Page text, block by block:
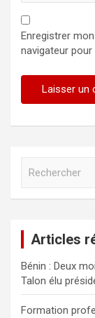
Enregistrer
navigateur
c
h
e
r
Articles
Bénin : Deux
Talon élu
Formation